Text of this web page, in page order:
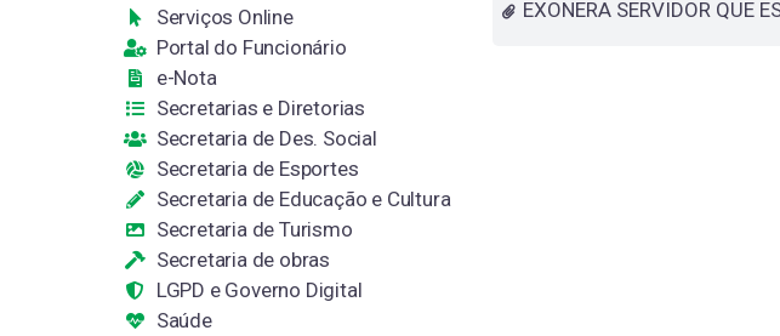
Serviços Online
Portal do Funcionário
e-Nota
Secretarias e Diretorias
Secretaria de Des. Social
Secretaria de Esportes
Secretaria de Educação e Cultura
Secretaria de Turismo
Secretaria de obras
LGPD e Governo Digital
Saúde